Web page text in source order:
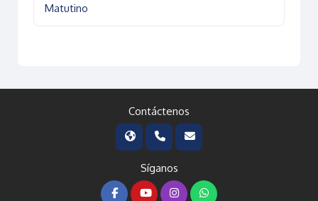
Matutino
Contáctenos
Síganos